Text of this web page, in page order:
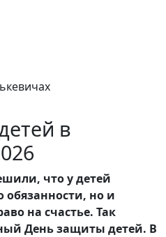
в
что у детей
но и
на счастье. Так
День защиты детей. В